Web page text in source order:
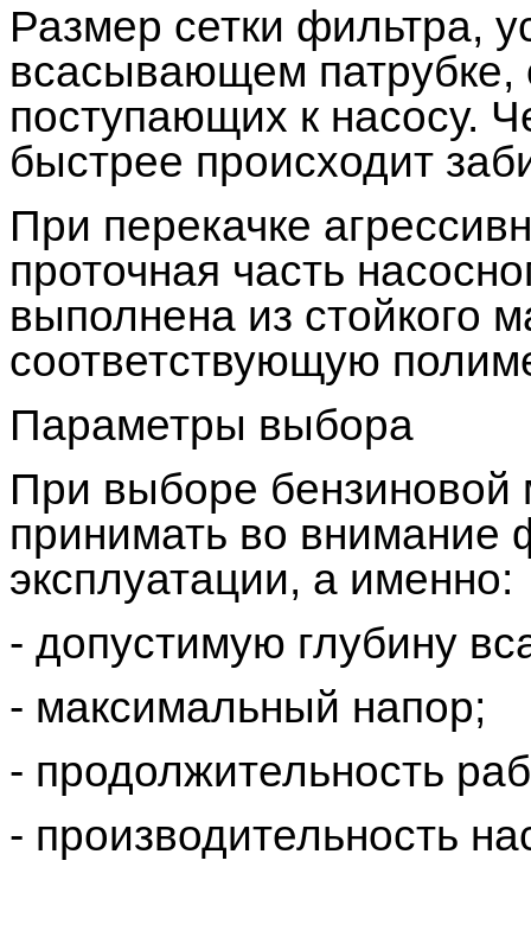
Размер сетки фильтра,
всасывающем патрубке,
поступающих к насосу.
быстрее происходит
При перекачке
проточная часть
выполнена из стойкого
соответствующую
Параметры выбора
При выборе бензиновой
принимать во внимание
эксплуатации, а именно:
- допустимую глубину
- максимальный напор;
- продолжительность
- производительность